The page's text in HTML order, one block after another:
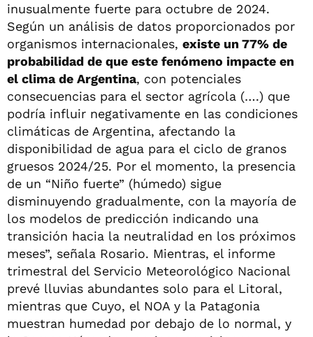
inusualmente fuerte para octubre de 2024.
Según un análisis de datos proporcionados por
organismos internacionales, existe un 77% de
probabilidad de que este fenómeno impacte en
el clima de Argentina, con potenciales
consecuencias para el sector agrícola (….) que
podría influir negativamente en las condiciones
climáticas de Argentina, afectando la
disponibilidad de agua para el ciclo de granos
gruesos 2024/25. Por el momento, la presencia
de un “Niño fuerte” (húmedo) sigue
disminuyendo gradualmente, con la mayoría de
los modelos de predicción indicando una
transición hacia la neutralidad en los próximos
meses”, señala Rosario. Mientras, el informe
trimestral del Servicio Meteorológico Nacional
prevé lluvias abundantes solo para el Litoral,
mientras que Cuyo, el NOA y la Patagonia
muestran humedad por debajo de lo normal, y